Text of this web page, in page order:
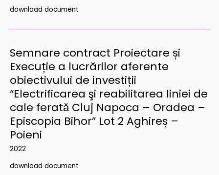
download document
Semnare contract Proiectare și
Execuție a lucrărilor aferente
obiectivului de investiții
“Electrificarea şi reabilitarea liniei de
cale feratǎ Cluj Napoca – Oradea –
Episcopia Bihor” Lot 2 Aghireș –
Poieni
2022
download document